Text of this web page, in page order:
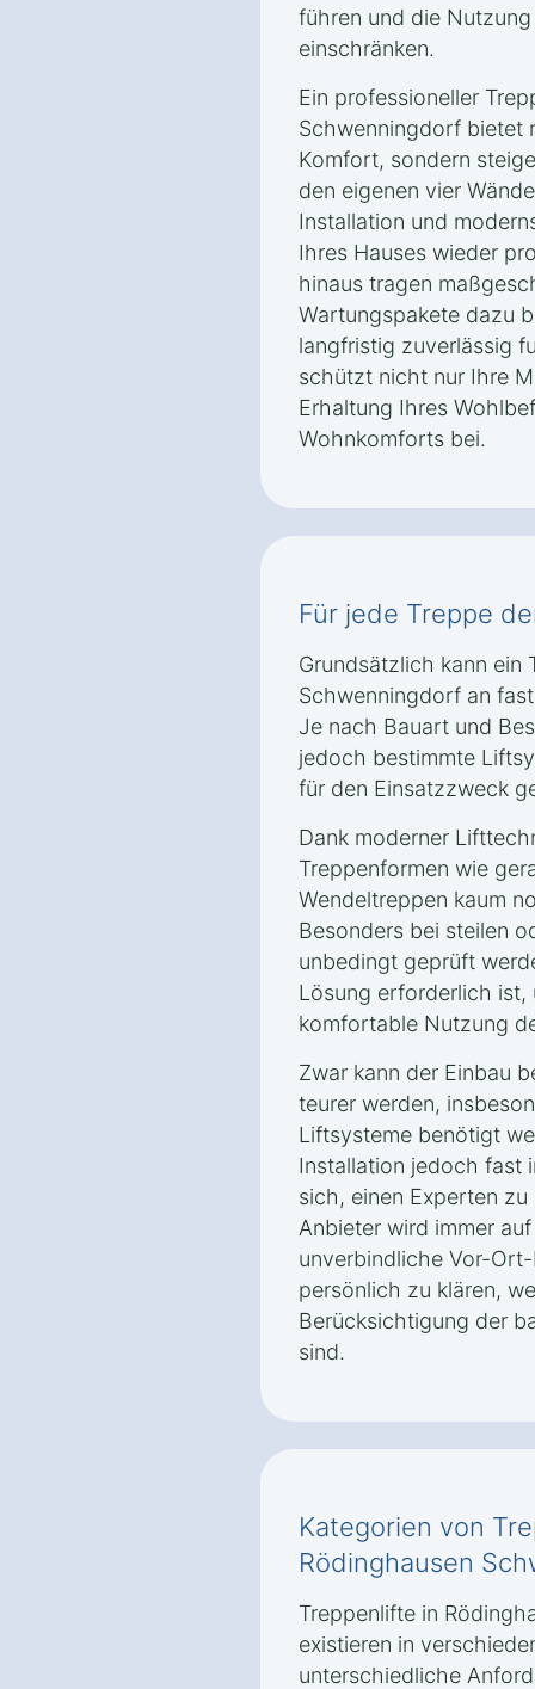
führen und die
einschränken.
Ein professioneller
Schwenningdorf bietet
Komfort, sondern
den eigenen vier
Installation und
Ihres Hauses wieder
hinaus tragen
Wartungspakete dazu
langfristig zuverlässig
schützt nicht nur Ihre
Erhaltung Ihres
Wohnkomforts bei.
Für jede Treppe
Grundsätzlich kann ein
Schwenningdorf an
Je nach Bauart und
jedoch bestimmte
für den Einsatzzweck
Dank moderner
Treppenformen wie
Wendeltreppen kaum
Besonders bei steilen
unbedingt geprüft
Lösung erforderlich ist,
komfortable Nutzung
Zwar kann der Einbau
teurer werden,
Liftsysteme benötigt
Installation jedoch fast
sich, einen Experten
Anbieter wird immer
unverbindliche Vor-
persönlich zu klären,
Berücksichtigung der
sind.
Kategorien von
Rödinghausen
Treppenlifte in
existieren in
unterschiedliche